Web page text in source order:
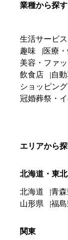
業種から探す
生活サービス
趣味
医療
美容・ファ
飲食店
自
ショッピング
冠婚葬祭・イ
エリアから
北海道・東北
北海道 青
山形県
福
関東